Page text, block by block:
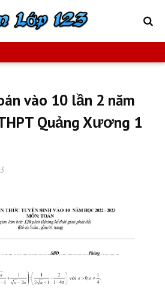
vào 10 lần 2 năm
Quảng Xương 1